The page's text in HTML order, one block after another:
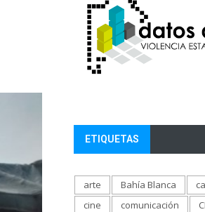
ETIQUETAS
arte Bahía Blanca
cine
comunicación